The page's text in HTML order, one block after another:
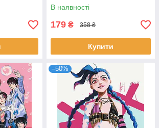
В наявності
179 ₴ 358 ₴
Купити
–50%